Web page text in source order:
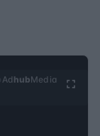
Ad hubMedia